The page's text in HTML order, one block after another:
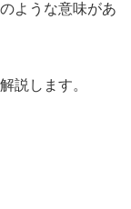
ような意味があ
説します。